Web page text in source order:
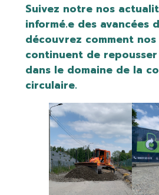
Suivez notre nos
informé.e des avancées
découvrez comment nos
continuent de
dans le domaine de la
circulaire.